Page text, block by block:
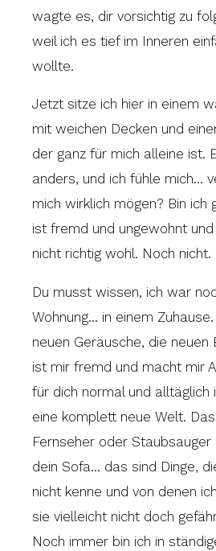
wagte es, dir vorsichtig zu
weil ich es tief im Inneren
wollte.
Jetzt sitze ich hier in einem
mit weichen Decken und
der ganz für mich alleine ist.
anders, und ich fühle mich…
mich wirklich mögen? Bin ich
ist fremd und ungewohnt
nicht richtig wohl. Noch nicht.
Du musst wissen, ich war
Wohnung… in einem
neuen Geräusche, die neuen
ist mir fremd und macht mir
für dich normal und alltäglich
eine komplett neue Welt.
Fernseher oder
dein Sofa… das sind Dinge,
nicht kenne und von denen
sie vielleicht nicht doch
Noch immer bin ich in